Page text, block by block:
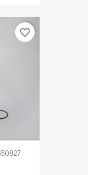
favorite_border